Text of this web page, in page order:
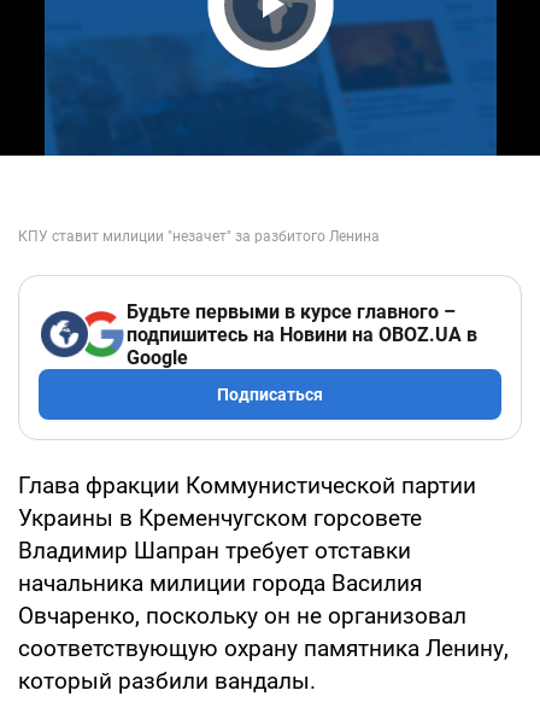
Play Video
Будьте первыми в курсе главного –
подпишитесь на Новини на OBOZ.UA в
Google
Подписаться
Глава фракции Коммунистической партии
Украины в Кременчугском горсовете
Владимир Шапран требует отставки
начальника милиции города Василия
Овчаренко, поскольку он не организовал
соответствующую охрану памятника Ленину,
который разбили вандалы.